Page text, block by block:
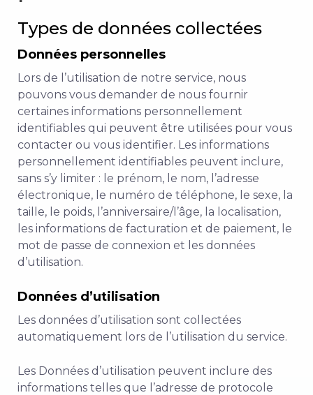
Types de données collectées
Données personnelles
Lors de l’utilisation de notre service, nous
pouvons vous demander de nous fournir
certaines informations personnellement
identifiables qui peuvent être utilisées pour vous
contacter ou vous identifier. Les informations
personnellement identifiables peuvent inclure,
sans s’y limiter : le prénom, le nom, l’adresse
électronique, le numéro de téléphone, le sexe, la
taille, le poids, l’anniversaire/l’âge, la localisation,
les informations de facturation et de paiement, le
mot de passe de connexion et les données
d’utilisation.
Données d’utilisation
Les données d’utilisation sont collectées
automatiquement lors de l’utilisation du service.
Les Données d’utilisation peuvent inclure des
informations telles que l’adresse de protocole